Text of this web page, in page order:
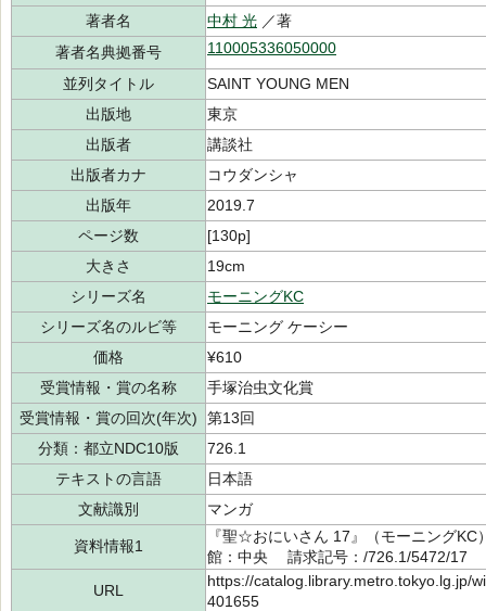
著者名
中村 光 ／著
著者名典拠番号
110005336050000
並列タイトル
SAINT YOUNG MEN
出版地
東京
出版者
講談社
出版者カナ
コウダンシャ
出版年
2019.7
ページ数
[130p]
大きさ
19cm
シリーズ名
モーニングKC
シリーズ名のルビ等
モーニング ケーシー
価格
¥610
受賞情報・賞の名称
手塚治虫文化賞
受賞情報・賞の回次(年次)
第13回
分類：都立NDC10版
726.1
テキストの言語
日本語
文献識別
マンガ
資料情報1
『聖☆おにいさん 17』（モーニング
館：中央 請求記号：/726.1/5472/17
URL
https://catalog.library.metro.tokyo.lg.jp/
401655